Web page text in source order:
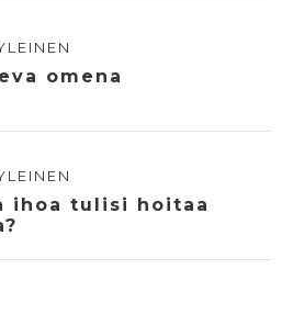
omena
ihoa tulisi hoitaa